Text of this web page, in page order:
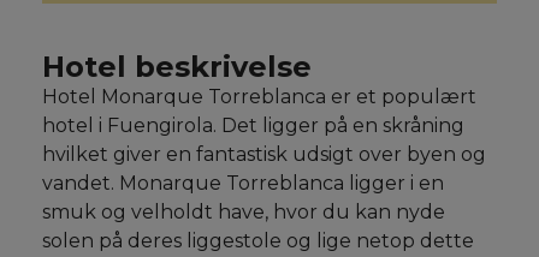
Hotel beskrivelse
Hotel Monarque Torreblanca er et populært
hotel i Fuengirola. Det ligger på en skråning
hvilket giver en fantastisk udsigt over byen og
vandet. Monarque Torreblanca ligger i en
smuk og velholdt have, hvor du kan nyde
solen på deres liggestole og lige netop dette